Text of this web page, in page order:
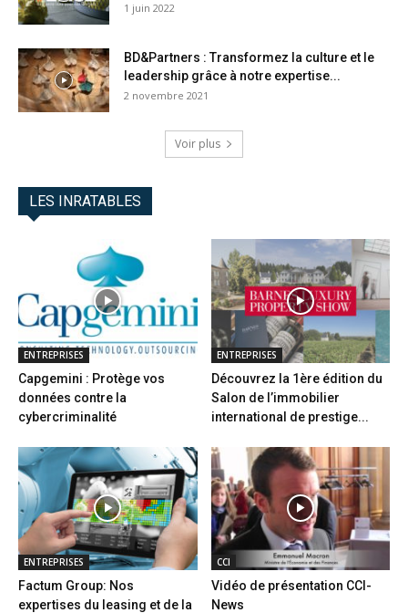
1 juin 2022
BD&Partners : Transformez la culture et le
leadership grâce à notre expertise...
2 novembre 2021
Voir plus
LES INRATABLES
ENTREPRISES
Capgemini : Protège vos
données contre la
cybercriminalité
ENTREPRISES
Découvrez la 1ère édition du
Salon de l’immobilier
international de prestige...
ENTREPRISES
Factum Group: Nos
expertises du leasing et de la
CCI
Vidéo de présentation CCI-
News